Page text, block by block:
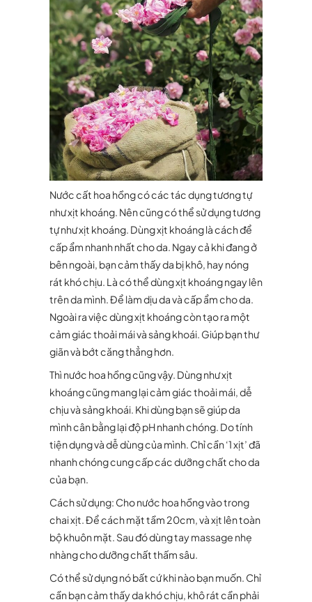
Nước cất hoa hồng có các tác dụng tương tự
như xịt khoáng. Nên cũng có thể sử dụng tương
tự như xịt khoáng. Dùng xịt khoáng là cách để
cấp ẩm nhanh nhất cho da. Ngay cả khi đang ở
bên ngoài, bạn cảm thấy da bị khô, hay nóng
rát khó chịu. Là có thể dùng xịt khoáng ngay lên
trên da mình. Để làm dịu da và cấp ẩm cho da.
Ngoài ra việc dùng xịt khoáng còn tạo ra một
cảm giác thoải mái và sảng khoái. Giúp bạn thư
giãn và bớt căng thẳng hơn.
Thì nước hoa hồng cũng vậy. Dùng như xịt
khoáng cũng mang lại cảm giác thoải mái, dễ
chịu và sảng khoái. Khi dùng bạn sẽ giúp da
mình cân bằng lại độ pH nhanh chóng. Do tính
tiện dụng và dễ dùng của mình. Chỉ cần ‘1 xịt’ đã
nhanh chóng cung cấp các dưỡng chất cho da
của bạn.
Cách sử dụng: Cho nước hoa hồng vào trong
chai xịt. Để cách mặt tầm 20cm, và xịt lên toàn
bộ khuôn mặt. Sau đó dùng tay massage nhẹ
nhàng cho dưỡng chất thấm sâu.
Có thể sử dụng nó bất cứ khi nào bạn muốn. Chỉ
cần bạn cảm thấy da khó chịu, khô rát cần phải